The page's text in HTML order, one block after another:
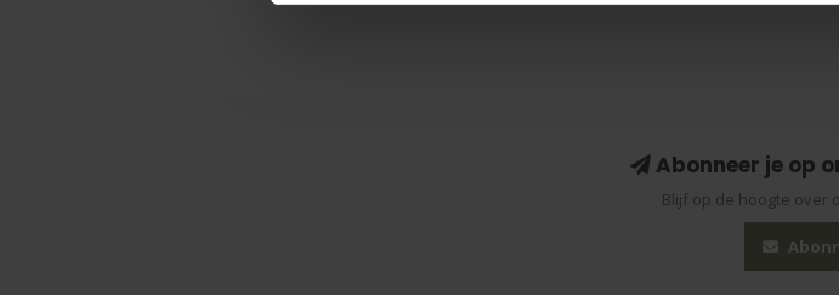
Abonneer je op
Blijf op de hoogte over